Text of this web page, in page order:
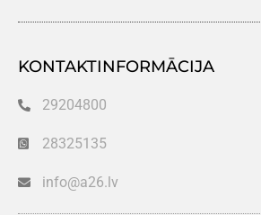
KONTAKTINFORMĀCIJA
29204800
28325135
info@a26.lv